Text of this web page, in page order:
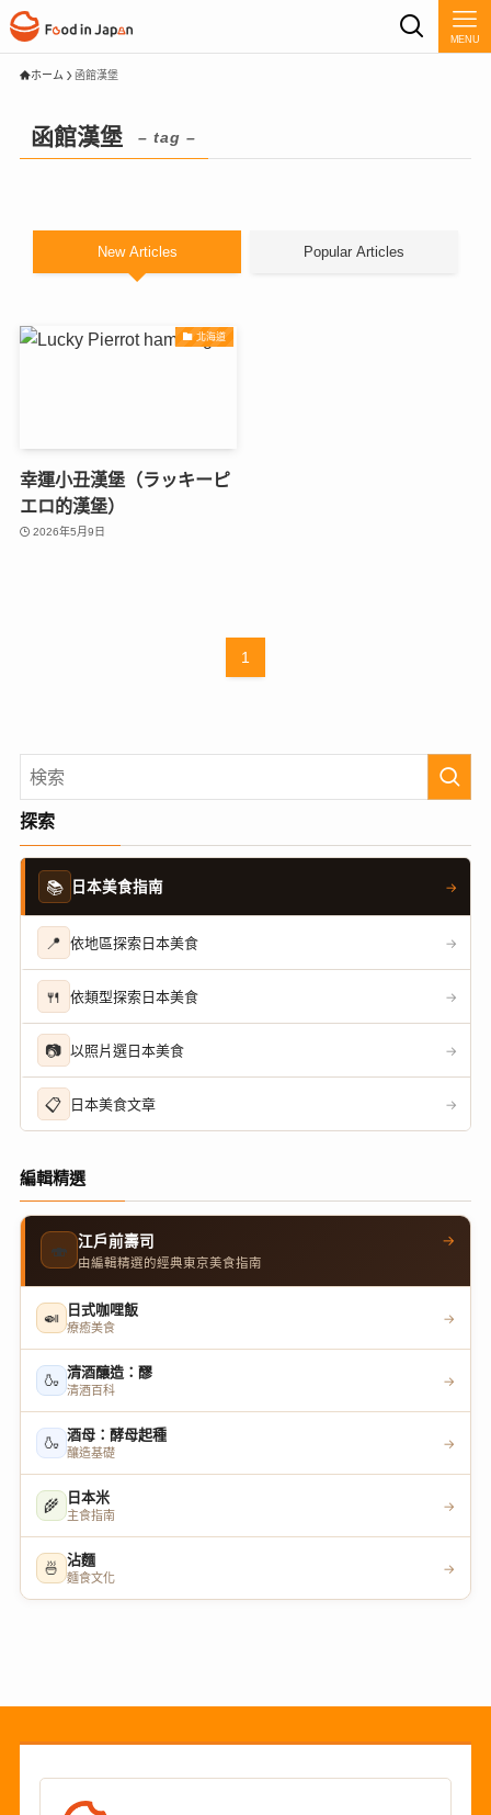
MENU
ホーム 函館漢堡
函館漢堡 – tag –
New Articles Popular Articles
北海道
幸運小丑漢堡（ラッキーピ
エロ的漢堡）
2026年5月9日
1
探索
📚 日本美食指南 →
📍 依地區探索日本美食 →
🍴 依類型探索日本美食 →
📷 以照片選日本美食 →
📋 日本美食文章 →
編輯精選
🍣 江戶前壽司
由編輯精選的經典東京美食指南
→
🍛 日式咖哩飯
療癒美食
→
🍶 清酒釀造：醪
清酒百科
→
🍶 酒母：酵母起種
釀造基礎
→
🌾 日本米
主食指南
→
🍜 沾麵
麵食文化
→